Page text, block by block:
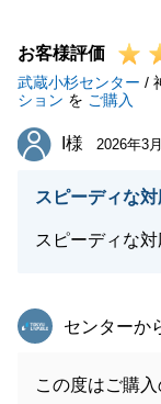
お客様評価
武蔵小杉センター /
ション を ご購入
I様
I様 2026年3
スピーディな
スピーディな
東急リバブル
センターか
この度はご購